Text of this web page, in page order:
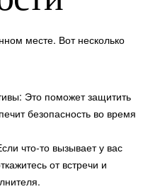
месте. Вот несколько
Это поможет защитить
безопасность во время
что-то вызывает у вас
от встречи и